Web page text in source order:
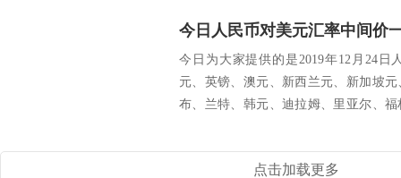
今日人民币对美元汇率中间价
今日为大家提供的是2019年12月24日
元、英镑、澳元、新西兰元、新加坡
布、兰特、韩元、迪拉姆、里亚尔、
点击加载更多